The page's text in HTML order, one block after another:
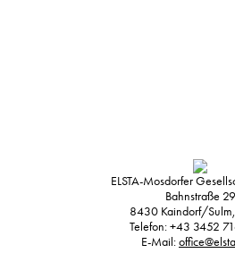
ELSTA-Mosdorfer
Bahnstraße 29
8430 Kaindorf/
Telefon:+43 3452
E-Mail: